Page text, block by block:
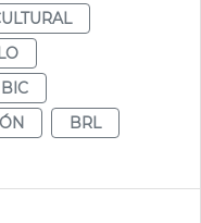
BIC
BRL